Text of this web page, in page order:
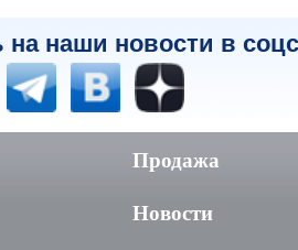
наши новости в
Продажа
Новости